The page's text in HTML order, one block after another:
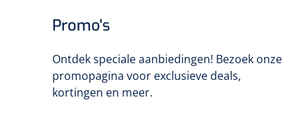
Promo's
Ontdek speciale aanbiedingen! Bezoek onze
promopagina voor exclusieve deals,
kortingen en meer.